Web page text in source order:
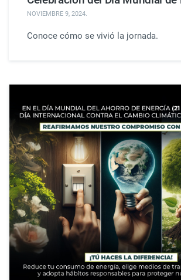
NOVIEMBRE 9, 2024.
Conoce cómo se vivió la jornada.